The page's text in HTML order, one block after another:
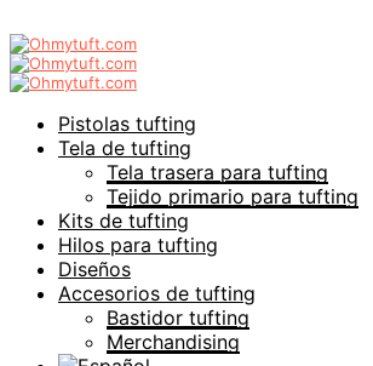
Pistolas tufting
Tela de tufting
Tela trasera para tufting
Tejido primario para tufting
Kits de tufting
Hilos para tufting
Diseños
Accesorios de tufting
Bastidor tufting
Merchandising